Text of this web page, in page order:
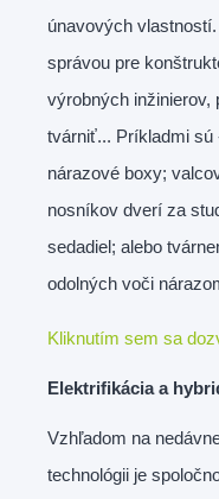
únavových
správou pre
výrobných inžinierov,
tvárniť... Príkladmi sú
nárazové boxy;
nosníkov dverí za
sedadiel; alebo
odolných voči
Kliknutím sem sa
Elektrifikácia a
Vzhľadom na
technológii je